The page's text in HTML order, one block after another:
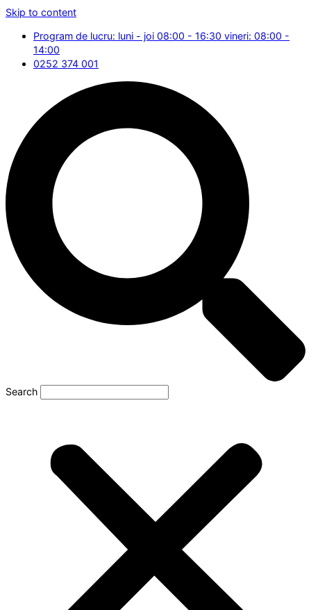
Skip to content
Program de lucru: luni - joi 08:00 - 16:30 vineri: 08:00 -
14:00
0252 374 001
Search